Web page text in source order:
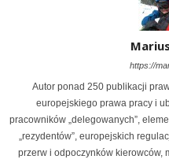
https://
Autor ponad 250 publikacji
europejskiego prawa pracy i
pracowników „delegowanych”,
„rezydentów”, europejskich
przerw i odpoczynków kierowców,